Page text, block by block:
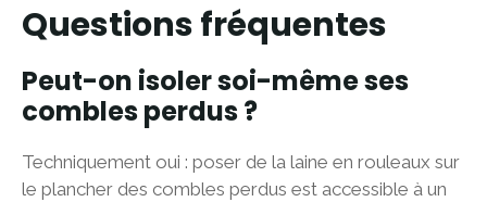
Questions fréquentes
Peut-on isoler soi-même ses
combles perdus ?
Techniquement oui : poser de la laine en rouleaux sur
le plancher des combles perdus est accessible à un